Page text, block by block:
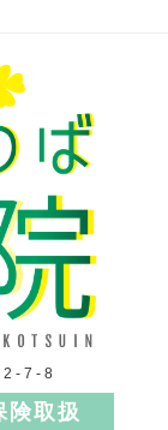
2-7-8
険取扱